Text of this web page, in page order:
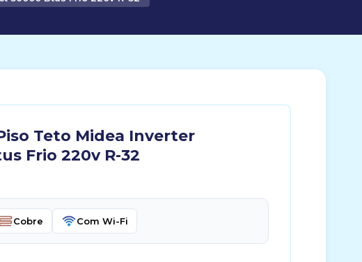
Teto Midea Inverter
Frio 220v R-32
Cobre Com Wi-Fi